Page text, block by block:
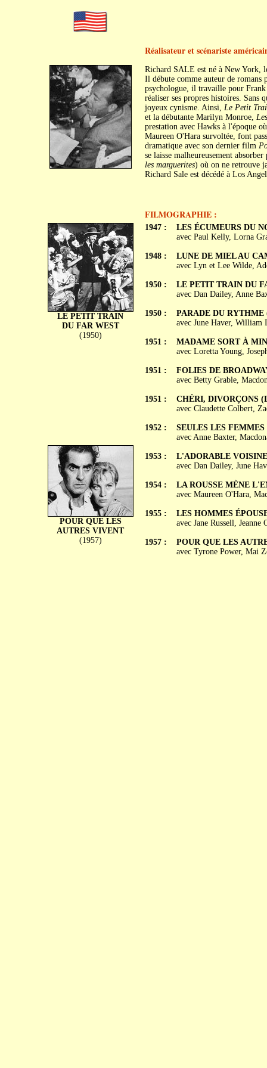
Réalisateur et scénariste
Richard SALE est né à New York,
Il débute comme auteur de romans
psychologue, il travaille pour
réaliser ses propres histoires.
joyeux cynisme. Ainsi, Le Petit
et la débutante Marilyn Monroe,
prestation avec Hawks à l'époque
Maureen O'Hara survoltée, font
dramatique avec son dernier film
se laisse malheureusement
les marguerites) où on ne retrouve
Richard Sale est décédé à Los
FILMOGRAPHIE :
LE PETIT TRAIN
DU FAR WEST
(1950)
POUR QUE LES
AUTRES VIVENT
(1957)
1947 :
1948 :
1950 :
1950 :
1951 :
1951 :
1951 :
1952 :
1953 :
1954 :
1955 :
1957 :
LES ÉCUMEURS DU
avec Paul Kelly, Lorna
LUNE DE MIEL AU
avec Lyn et Lee Wilde,
LE PETIT TRAIN DU
avec Dan Dailey, Anne
PARADE DU
avec June Haver, William
MADAME SORT À
avec Loretta Young,
FOLIES DE
avec Betty Grable,
CHÉRI, DIVORÇONS
avec Claudette Colbert,
SEULES LES
avec Anne Baxter,
L'ADORABLE
avec Dan Dailey, June
LA ROUSSE MÈNE
avec Maureen O'Hara,
LES HOMMES
avec Jane Russell,
POUR QUE LES
avec Tyrone Power, Mai